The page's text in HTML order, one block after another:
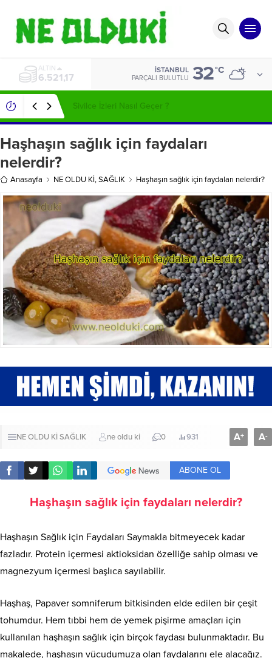
ALTIN
6.521,17
İSTANBUL
PARÇALI BULUTLU 32°C
Sivilce İzleri Nasıl Geçer ?
Haşhaşın sağlık için faydaları
nelerdir?
Anasayfa NE OLDU Kİ,SAĞLIK Haşhaşın sağlık için faydaları nelerdir?
NE OLDU KİSAĞLIK ne oldu ki 0 931 A+ A-
ABONE OL
Haşhaşın sağlık için faydaları nelerdir?
Haşhaşın Sağlık için Faydaları Saymakla bitmeyecek kadar
fazladır. Protein içermesi aktioksidan özelliğe sahip olması ve
magnezyum içermesi başlıca sayılabilir.
Haşhaş, Papaver somniferum bitkisinden elde edilen bir çeşit
tohumdur. Hem tıbbi hem de yemek pişirme amaçları için
kullanılan haşhaşın sağlık için birçok faydası bulunmaktadır. Bu
makalede, haşhaşın vücudumuza olan faydalarını ele alacağız.